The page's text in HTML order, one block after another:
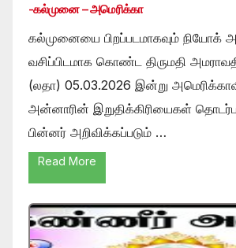
-கல்முனை – அமெரிக்கா
கல்முனையை பிறப்படமாகவும் நியோக்
வசிப்பிடமாக கொண்ட திருமதி
(லதா) 05.03.2026 இன்று
அன்னாரின் இறுதிக்கிரியைகள்
பின்னர் அறிவிக்கப்படும் …
Read More